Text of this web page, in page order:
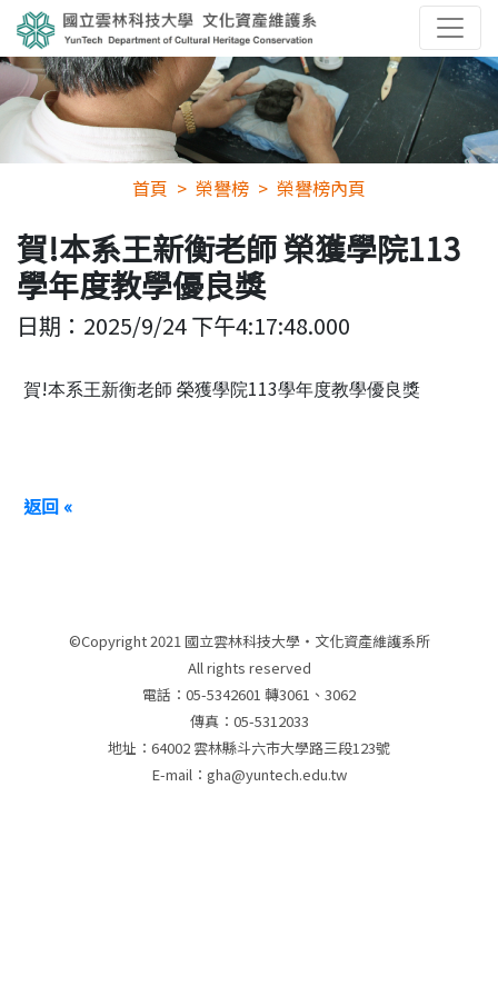
首頁 榮譽榜 榮譽榜內頁
賀!本系王新衡老師 榮獲學院113
學年度教學優良獎
日期： 2025/9/24 下午4:17:48.000
賀!本系王新衡老師 榮獲學院113學年度教學優良獎
返回 «
©Copyright 2021 國立雲林科技大學‧文化資產維護系所
All rights reserved
電話：05-5342601 轉3061、3062
傳真：05-5312033
地址：64002 雲林縣斗六市大學路三段123號
E-mail：gha@yuntech.edu.tw